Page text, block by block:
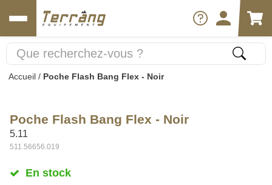
Accueil / Poche Flash Bang Flex - Noir
Poche Flash Bang Flex - Noir
5.11
511.56656.019
En stock